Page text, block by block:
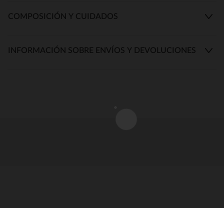
COMPOSICIÓN Y CUIDADOS
INFORMACIÓN SOBRE ENVÍOS Y DEVOLUCIONES